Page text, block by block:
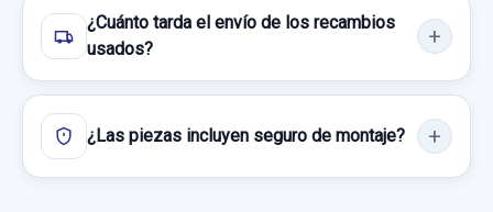
¿Cuánto tarda el envío de los recambios
usados?
¿Las piezas incluyen seguro de montaje?